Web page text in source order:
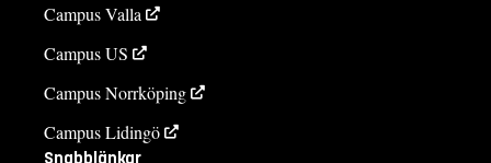
Campus Valla
Campus US
Campus Norrköping
Campus Lidingö
Snabblänkar